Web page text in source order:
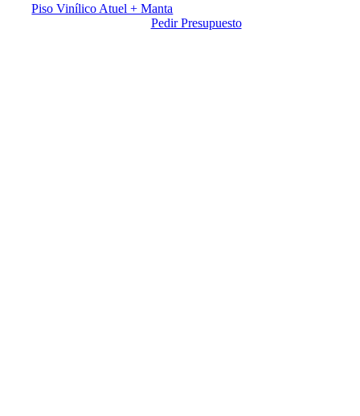
Piso Vinílico Atuel + Manta
Pedir Presupuesto